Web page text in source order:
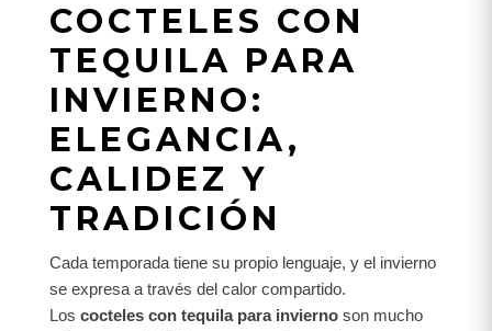
COCTELES CON
TEQUILA PARA
INVIERNO:
ELEGANCIA,
CALIDEZ Y
TRADICIÓN
Cada temporada tiene su propio lenguaje, y el invierno
se expresa a través del calor compartido.
Los cocteles con tequila para invierno son mucho